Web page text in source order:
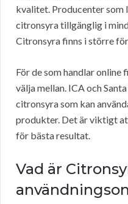
kvalitet. Producenter som
citronsyra tillgänglig i
Citronsyra finns i större
För de som handlar
välja mellan. ICA och
citronsyra som kan
produkter. Det är viktigt
för bästa resultat.
Vad är